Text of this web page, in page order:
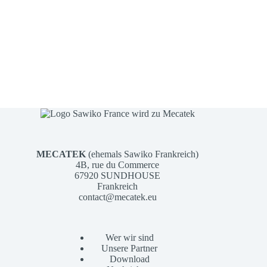
MECATEK (ehemals Sawiko Frankreich)
4B, rue du Commerce
67920 SUNDHOUSE
Frankreich
contact@mecatek.eu
Wer wir sind
Unsere Partner
Download